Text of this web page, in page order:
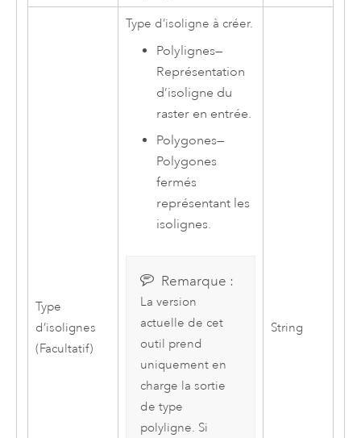
Type
d’isolignes
(Facultatif)
Type d’isoligne à créer.
Polylignes—
Représentation
d’isoligne du
raster en entrée.
Polygones—
Polygones
fermés
représentant les
isolignes.
Remarque :
La version
actuelle de cet
outil prend
uniquement en
charge la sortie
de type
polyligne. Si
String